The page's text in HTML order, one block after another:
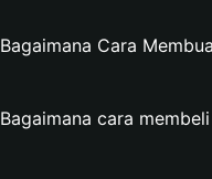
Bagaimana Cara
Bagaimana cara